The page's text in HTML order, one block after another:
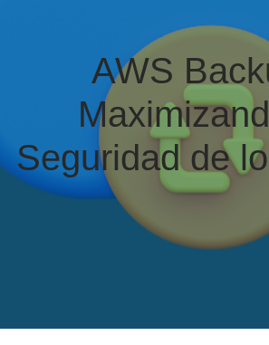
AWS
Seguridad de